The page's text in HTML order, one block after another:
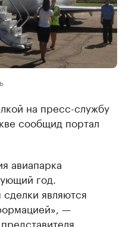
на пресс-службу
сообщид портал
авиапарка
год.
являются
—